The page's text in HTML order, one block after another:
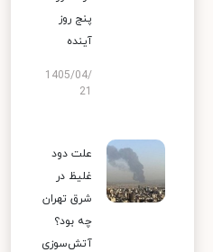
پنج روز
آینده
1405/04/
علت دود
غلیظ در
شرق تهران
چه بود؟
آتش‌سوزی